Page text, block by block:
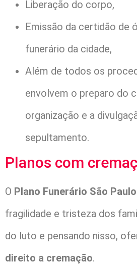
Liberação do corpo,
Emissão da certidão de
funerário da cidade,
Além de todos os
envolvem o preparo do
organização e a
sepultamento.
Planos com
O Plano Funerário São Paulo
fragilidade e tristeza dos
do luto e pensando nisso,
direito a cremação.